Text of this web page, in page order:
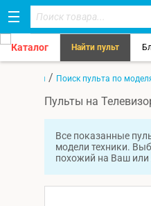
Каталог Найти пульт
Главная / Поиск пульта по
Пульты на
Все показанные
модели техники.
похожий на Ваш или